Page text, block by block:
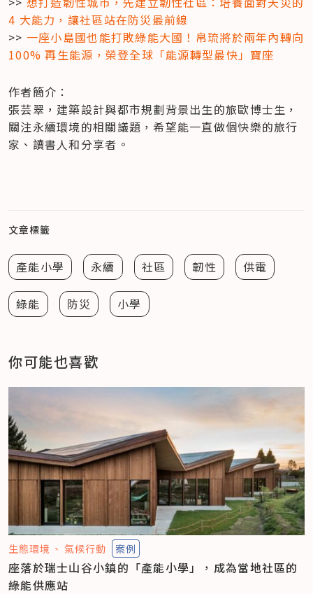
4 大能力，讓社區站在防災最前線
>> 一座小島國也能打敗綠能大國！帛琉將於兩年內轉向
100% 再生能源，榮登全球「能源轉型最快」寶座
作者簡介：
張芸翠，建築設計與都市規劃背景出生的旅歐博士生，
關注永續環境的相關議題，希望能一直做個快樂的旅行
家、讀書人和分享者。
文章標籤
產能小學 永續 社區 韌性 供電
綠能 防災 小學
你可能也喜歡
生態環境 氣候行動 案例
座落於瑞士山谷小鎮的「產能小學」，成為當地社區的
綠能供應站